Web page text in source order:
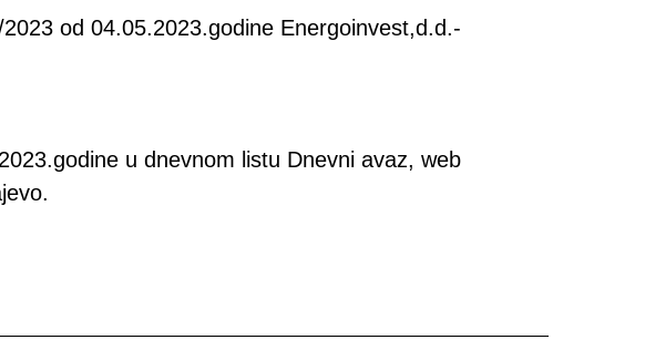
od 04.05.2023.godine Energoinvest,d.d.-
u dnevnom listu Dnevni avaz, web